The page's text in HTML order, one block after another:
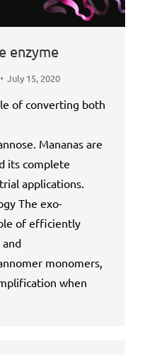
enzyme
July 15, 2020
of converting both
Mananas are
its complete
applications.
The exo-
of efficiently
monomers,
when